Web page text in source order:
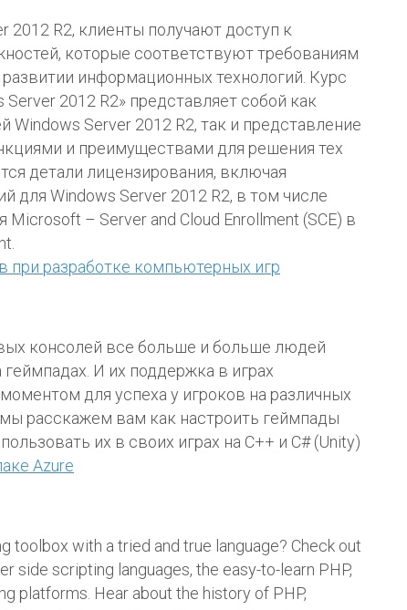
2012 R2, клиенты получают доступ к
которые соответствуют требованиям
информационных технологий. Курс
2012 R2» представляет собой как
Windows Server 2012 R2, так и представление
и преимуществами для решения тех
детали лицензирования, включая
для Windows Server 2012 R2, в том числе
– Server and Cloud Enrollment (SCE) в
при разработке компьютерных игр
консолей все больше и больше людей
И их поддержка в играх
для успеха у игроков на различных
расскажем вам как настроить геймпады
их в своих играх на C++ и C# (Unity)
Azure
toolbox with a tried and true language? Check out
side scripting languages, the easy-to-learn PHP,
platforms. Hear about the history of PHP,